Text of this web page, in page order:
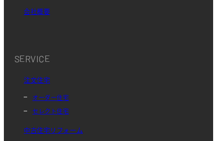
会社概要
SERVICE
注文住宅
オーダー住宅
セレクト住宅
中古住宅リフォーム